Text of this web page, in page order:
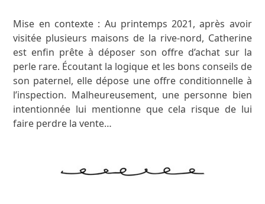
Mise en contexte : Au printemps 2021, après avoir
visitée plusieurs maisons de la rive-nord, Catherine
est enfin prête à déposer son offre d’achat sur la
perle rare. Écoutant la logique et les bons conseils de
son paternel, elle dépose une offre conditionnelle à
l’inspection. Malheureusement, une personne bien
intentionnée lui mentionne que cela risque de lui
faire perdre la vente…